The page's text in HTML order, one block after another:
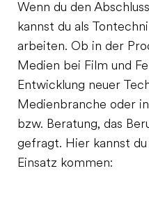
Wenn du den
kannst du als
arbeiten. Ob in der
Medien bei Film und
Entwicklung neuer
Medienbranche oder
bzw. Beratung, das
gefragt. Hier kannst
Einsatz kommen: